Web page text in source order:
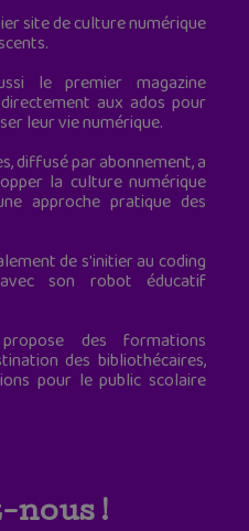
site de culture numérique
le premier magazine
aux ados pour
leur vie numérique.
diffusé par abonnement, a
la culture numérique
approche pratique des
de s'initier au coding
son robot éducatif
des formations
des bibliothécaires,
pour le public scolaire
nous !